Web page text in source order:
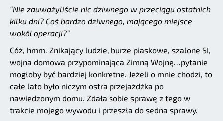
“Nie zauważyliście nic dziwnego w przeciągu ostatnich
kilku dni? Coś bardzo dziwnego, mającego miejsce
wokół operacji?”
Cóż, hmm. Znikający ludzie, burze piaskowe, szalone SI,
wojna domowa przypominająca Zimną Wojnę…pytanie
mogłoby być bardziej konkretne. Jeżeli o mnie chodzi, to
całe lato było niczym ostra przejażdżka po
nawiedzonym domu. Zdała sobie sprawę z tego w
trakcie mojego wywodu i przeszła do sedna sprawy.